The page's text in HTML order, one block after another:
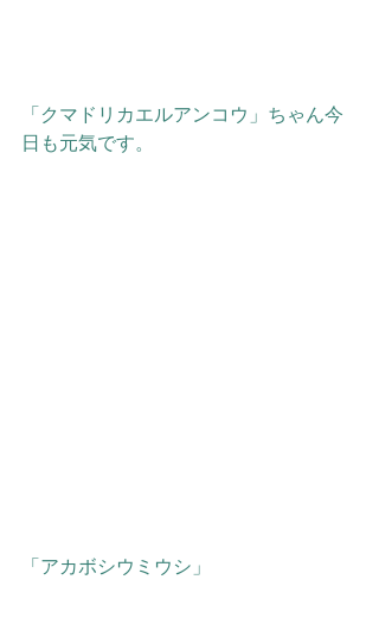
「クマドリカエルアンコウ」ちゃん今
日も元気です。
「アカボシウミウシ」